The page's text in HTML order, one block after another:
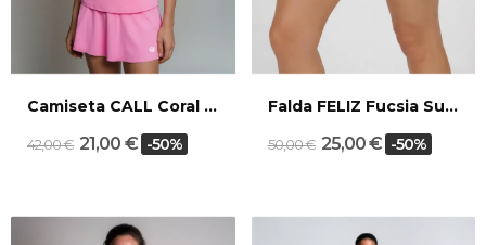
Camiseta CALL Coral Arena
42,00 € 21,00 € -50%
Falda FELIZ Fucsia Sunset
50,00 € 25,00 € -50%